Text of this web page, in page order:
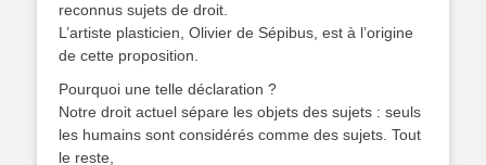
reconnus sujets de droit.
L’artiste plasticien, Olivier de Sépibus, est à l’origine
de cette proposition.
Pourquoi une telle déclaration ?
Notre droit actuel sépare les objets des sujets : seuls
les humains sont considérés comme des sujets. Tout
le reste,